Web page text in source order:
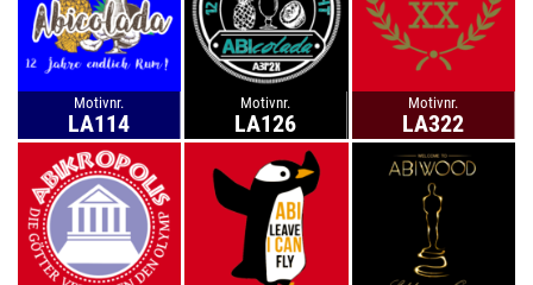
Motivnr.
LA114
Motivnr.
LA126
Motivnr.
LA322